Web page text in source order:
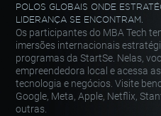
POLOS GLOBAIS ONDE
LIDERANÇA SE ENCONTRAM.
Os participantes do MBA Tech
imersões internacionais
programas daStartSe. Nelas,
empreendedora local e acessa as
tecnologia e negócios. Visite
Google, Meta, Apple, Netflix,
outras.